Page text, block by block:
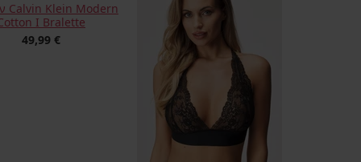
Calvin Klein Modern
I Bralette
49,99 €